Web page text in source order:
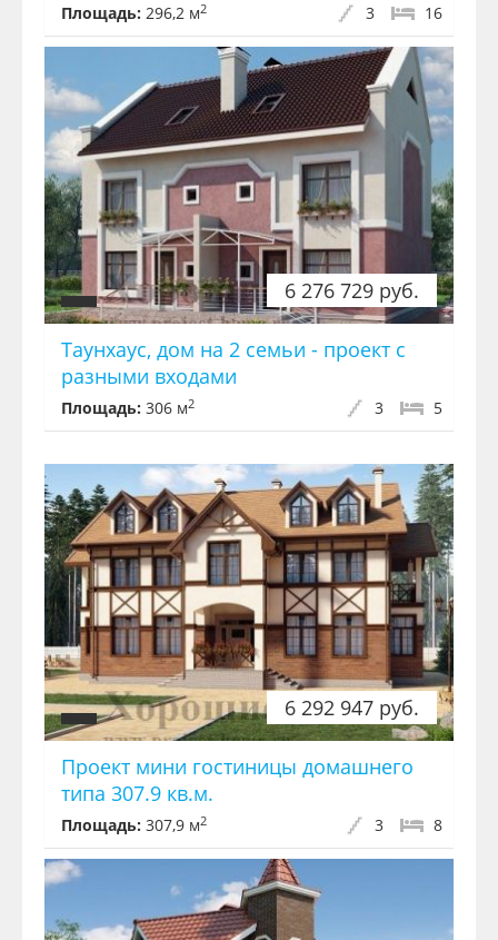
Площадь: 296,2 м2 16
3
6 276 729 руб.
Таунхаус, дом на 2 семьи - проект с
разными входами
Площадь: 306 м2 5
3
6 292 947 руб.
Проект мини гостиницы домашнего
типа 307.9 кв.м.
Площадь: 307,9 м2 8
3